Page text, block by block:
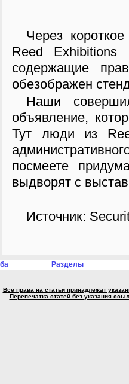
Через короткое время история повторилась — представитель
Reed Exhibitions
содержащие
обезображен
Наши совершили еще одну попытку — вывесили новое
объявление,
Тут люди из
посмеете
выдворят с
Источник:
Разделы
Все права на статьи принадлежат
Перепечатка статей без указания